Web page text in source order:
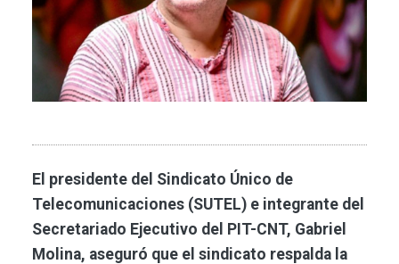
El presidente del Sindicato Único de
Telecomunicaciones (SUTEL) e integrante del
Secretariado Ejecutivo del PIT-CNT, Gabriel
Molina, aseguró que el sindicato respalda la